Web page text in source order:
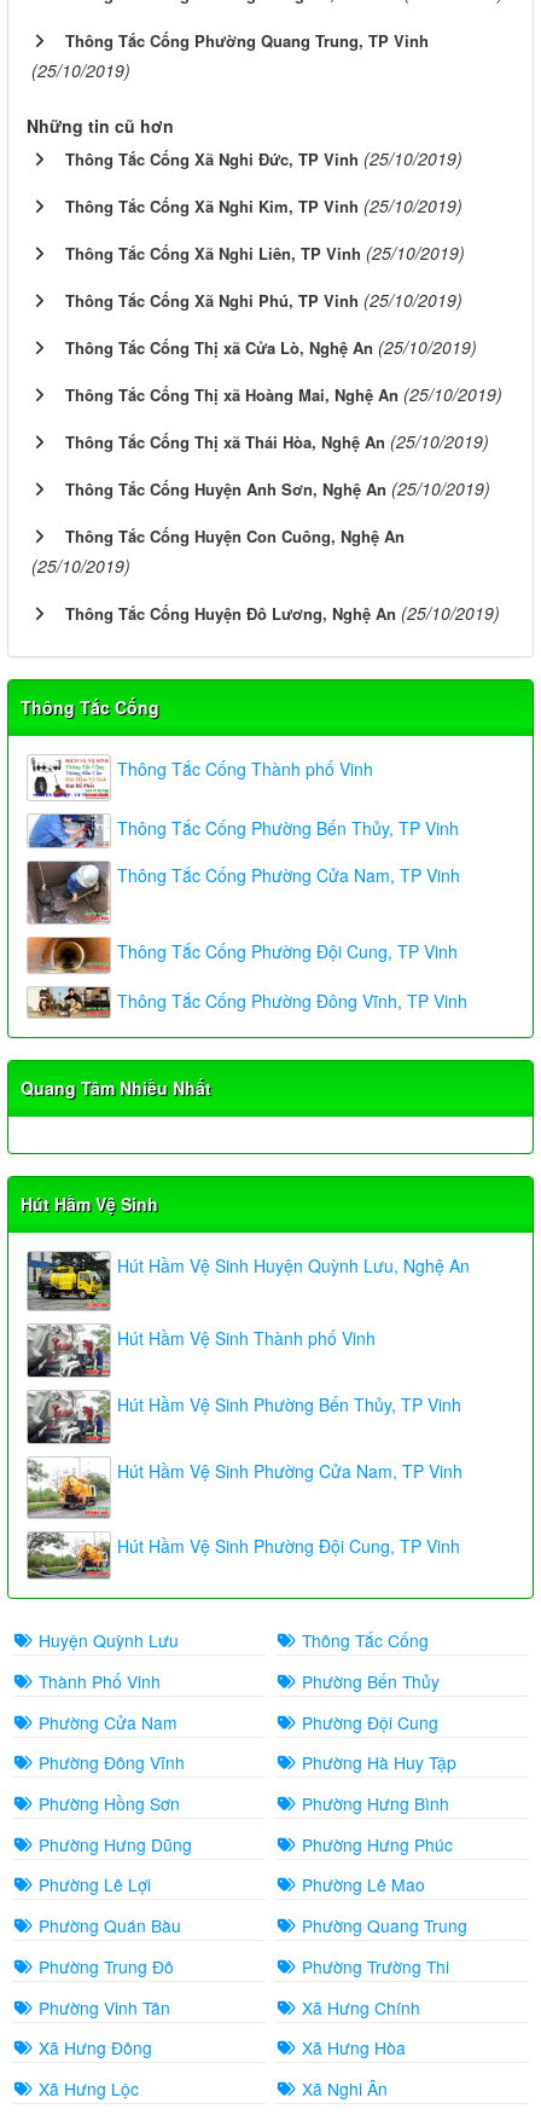
Thông Tắc Cống Phường Quang Trung, TP Vinh
(25/10/2019)
Những tin cũ hơn
Thông Tắc Cống Xã Nghi Đức, TP Vinh (25/10/2019)
Thông Tắc Cống Xã Nghi Kim, TP Vinh (25/10/2019)
Thông Tắc Cống Xã Nghi Liên, TP Vinh (25/10/2019)
Thông Tắc Cống Xã Nghi Phú, TP Vinh (25/10/2019)
Thông Tắc Cống Thị xã Cửa Lò, Nghệ An (25/10/2019)
Thông Tắc Cống Thị xã Hoàng Mai, Nghệ An (25/10/2019)
Thông Tắc Cống Thị xã Thái Hòa, Nghệ An (25/10/2019)
Thông Tắc Cống Huyện Anh Sơn, Nghệ An (25/10/2019)
Thông Tắc Cống Huyện Con Cuông, Nghệ An
(25/10/2019)
Thông Tắc Cống Huyện Đô Lương, Nghệ An (25/10/2019)
Thông Tắc Cống
Thông Tắc Cống Thành phố Vinh
Thông Tắc Cống Phường Bến Thủy, TP Vinh
Thông Tắc Cống Phường Cửa Nam, TP Vinh
Thông Tắc Cống Phường Đội Cung, TP Vinh
Thông Tắc Cống Phường Đông Vĩnh, TP Vinh
Quang Tâm Nhiều Nhất
Hút Hầm Vệ Sinh
Hút Hầm Vệ Sinh Huyện Quỳnh Lưu, Nghệ An
Hút Hầm Vệ Sinh Thành phố Vinh
Hút Hầm Vệ Sinh Phường Bến Thủy, TP Vinh
Hút Hầm Vệ Sinh Phường Cửa Nam, TP Vinh
Hút Hầm Vệ Sinh Phường Đội Cung, TP Vinh
Huyện Quỳnh Lưu
Thông Tắc Cống
Thành Phố Vinh
Phường Bến Thủy
Phường Cửa Nam
Phường Đội Cung
Phường Đông Vĩnh
Phường Hà Huy Tập
Phường Hồng Sơn
Phường Hưng Bình
Phường Hưng Dũng
Phường Hưng Phúc
Phường Lê Lợi
Phường Lê Mao
Phường Quán Bàu
Phường Quang Trung
Phường Trung Đô
Phường Trường Thi
Phường Vinh Tân
Xã Hưng Chính
Xã Hưng Đông
Xã Hưng Hòa
Xã Hưng Lộc
Xã Nghi Ân